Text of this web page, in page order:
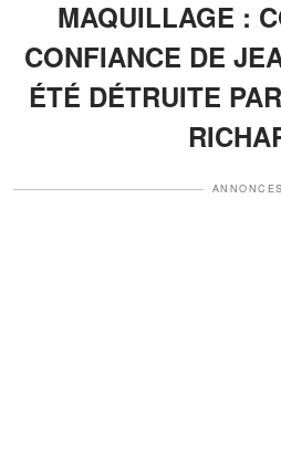
MAQUILLAGE :
CONFIANCE DE
ÉTÉ DÉTRUITE
ANNONCES